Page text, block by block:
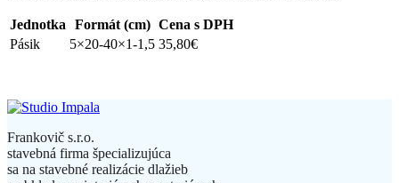
Jednotka Formát (cm) Cena s DPH
Pásik
5×20-40×1-1,5 35,80€
Frankovič s.r.o.
stavebná firma špecializujúca
sa na stavebné realizácie dlažieb